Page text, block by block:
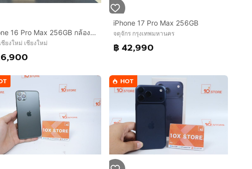
iPhone 16 Pro Max 256GB กล้องซูมมีฝุ่นเลเซอร์เล็กน้อย สภาพสวยมาก เครื่องไทย
ชียงใหม่ เชียงใหม่
iPhone 17 Pro Max 256GB
จตุจักร กรุงเทพมหานคร
฿ 42,990
HOT